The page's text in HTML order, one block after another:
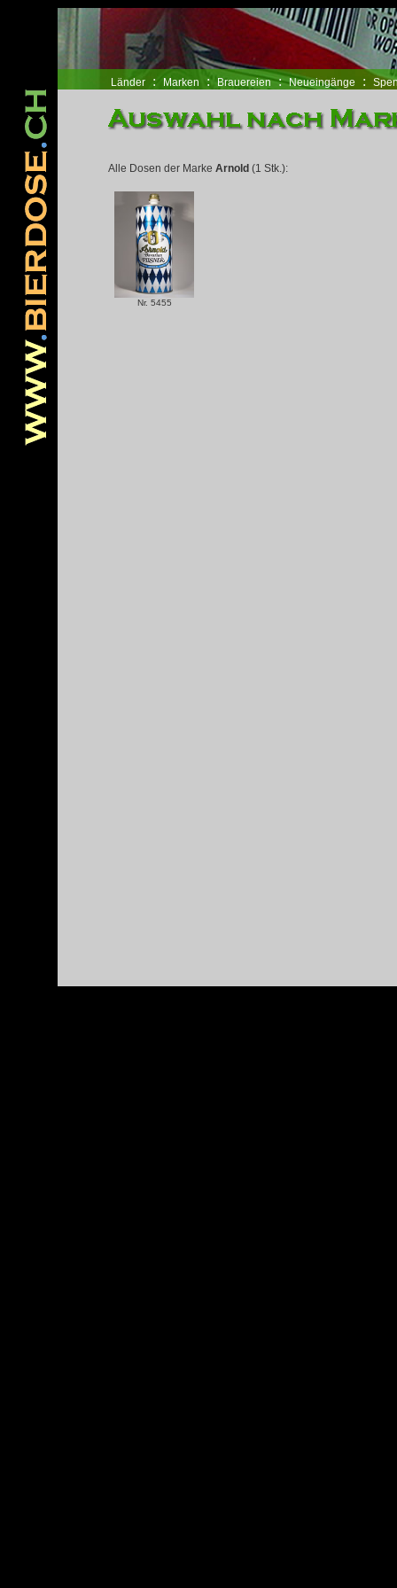
www.pridegoeseast.org コンバース ハイカット NIKE スニーカー バレンシアガ
Länder : Marken : Brauereien : Neueingänge :
Alle Dosen der Marke Arnold (1 Stk.):
Nr. 5455